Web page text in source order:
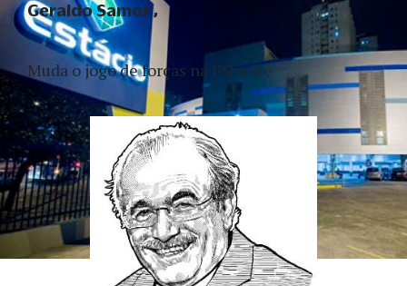
Muda o jogo de forças na Estácio.
Geraldo Samor